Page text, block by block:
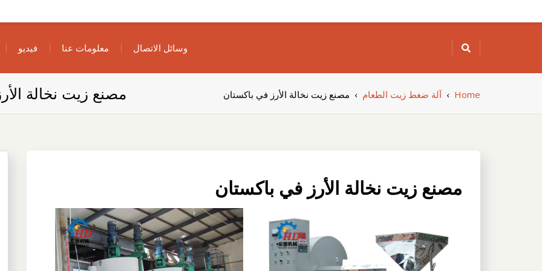
to
فيديو معلومات عنا وسائل الاتصال
مصنع زيت نخالة Home
›آلة ضغط زيت الطعام › مصنع زيت نخالة الأرز في باكستان
مصنع زيت نخالة الأرز في باكستان